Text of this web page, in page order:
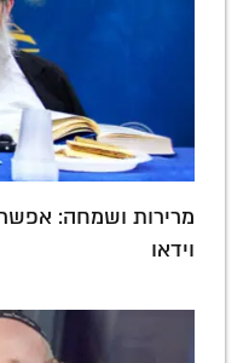
מרירות ושמחה:
וידאו